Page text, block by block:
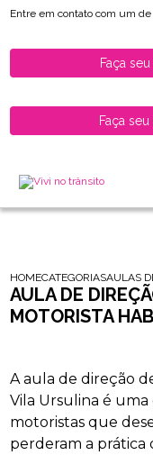
Entre em contato com um
Faça
Faça
HOMECATEGORIASAULAS
AULA DE
MOTORISTA
A aula de direção
Vila Ursulina é uma
motoristas que
perderam a prática